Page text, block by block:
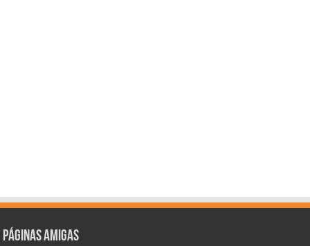
Páginas amigas